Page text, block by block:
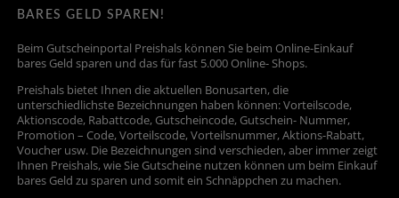
BARES GELD SPAREN!
Beim Gutscheinportal Preishals können Sie beim Online-Einkauf
bares Geld sparen und das für fast 5.000 Online- Shops.
Preishals bietet Ihnen die aktuellen Bonusarten, die
unterschiedlichste Bezeichnungen haben können: Vorteilscode,
Aktionscode, Rabattcode, Gutscheincode, Gutschein- Nummer,
Promotion – Code, Vorteilscode, Vorteilsnummer, Aktions-Rabatt,
Voucher usw. Die Bezeichnungen sind verschieden, aber immer zeigt
Ihnen Preishals, wie Sie Gutscheine nutzen können um beim Einkauf
bares Geld zu sparen und somit ein Schnäppchen zu machen.